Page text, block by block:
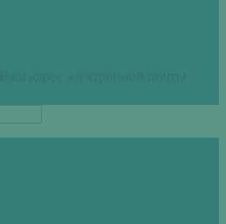
Ваш адрес электронной почты